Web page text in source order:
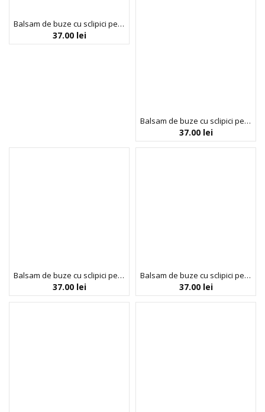
Balsam de buze cu sclipici pentru copii, Cupcake, Inuwet, 3.5 gr
37.00 lei
Balsam de buze cu sclipici pentru copii, French Cake, Inuwet, 3.5 gr
37.00 lei
Balsam de buze cu sclipici pentru copii, Pomme d’Amour, Inuwet, 3.5 gr
37.00 lei
Balsam de buze cu sclipici pentru copii, Purple, cu parfum de coacaze negre, Inuwet, 3.5 gr
37.00 lei